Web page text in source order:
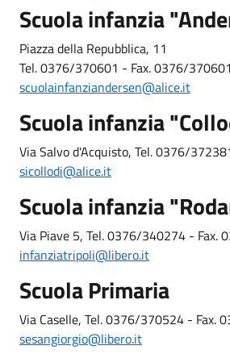
Scuola infanzia
Piazza della Repubblica, 11
Tel. 0376/370601 - Fax. 0376/370601
scuolainfanziandersen@alice.it
Scuola infanzia
Via Salvo d'Acquisto, Tel. 0376/
sicollodi@alice.it
Scuola infanzia
Via Piave 5, Tel. 0376/340274 - Fax.
infanziatripoli@libero.it
Scuola Primaria
Via Caselle, Tel. 0376/370524 - Fax.
sesangiorgio@libero.it